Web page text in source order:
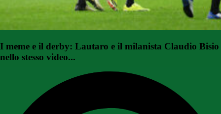
I meme e il derby: Lautaro e il milanista Claudio Bisio
nello stesso video...